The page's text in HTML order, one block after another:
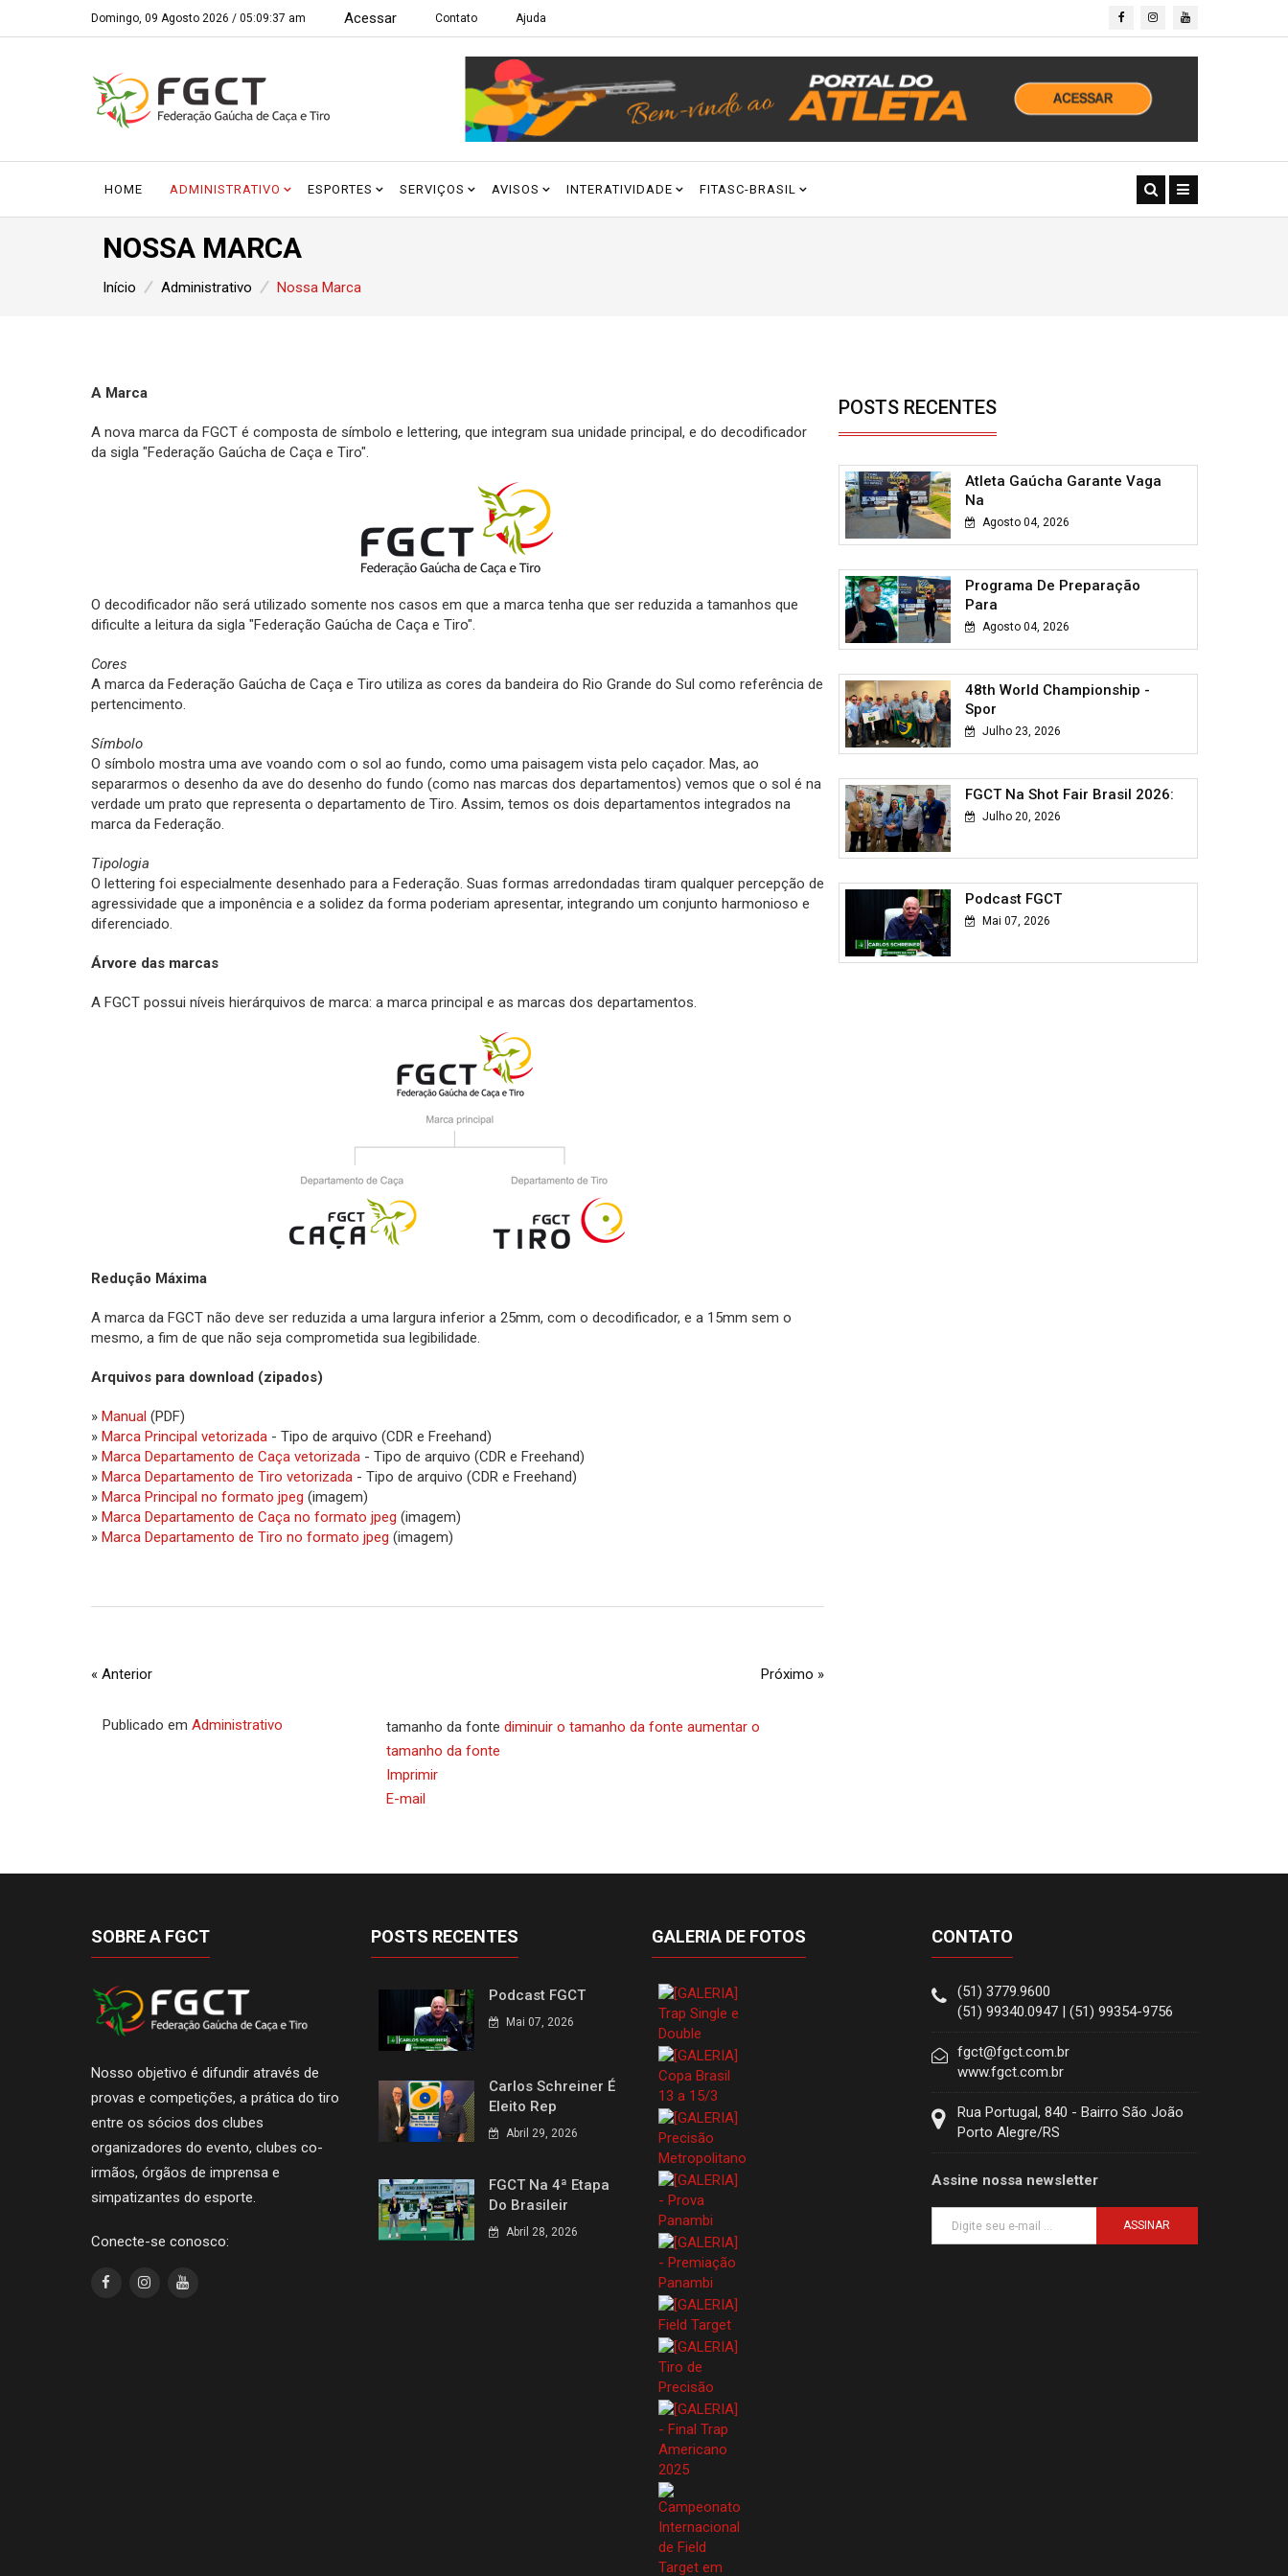
Domingo, 09 Agosto 2026 / 05:09:38 am Acessar Contato Ajuda
HOME ADMINISTRATIVO ESPORTES SERVIÇOS AVISOS INTERATIVIDADE FITASC-BRASIL
NOSSA MARCA
Início Administrativo Nossa Marca
A Marca
A nova marca da FGCT é composta de símbolo e lettering, que integram sua unidade principal, e do decodificador
da sigla "Federação Gaúcha de Caça e Tiro".
O decodificador não será utilizado somente nos casos em que a marca tenha que ser reduzida a tamanhos que
dificulte a leitura da sigla "Federação Gaúcha de Caça e Tiro".
Cores
A marca da Federação Gaúcha de Caça e Tiro utiliza as cores da bandeira do Rio Grande do Sul como referência de
pertencimento.
Símbolo
O símbolo mostra uma ave voando com o sol ao fundo, como uma paisagem vista pelo caçador. Mas, ao
separarmos o desenho da ave do desenho do fundo (como nas marcas dos departamentos) vemos que o sol é na
verdade um prato que representa o departamento de Tiro. Assim, temos os dois departamentos integrados na
marca da Federação.
Tipologia
O lettering foi especialmente desenhado para a Federação. Suas formas arredondadas tiram qualquer percepção de
agressividade que a imponência e a solidez da forma poderiam apresentar, integrando um conjunto harmonioso e
diferenciado.
Árvore das marcas
A FGCT possui níveis hierárquivos de marca: a marca principal e as marcas dos departamentos.
Redução Máxima
A marca da FGCT não deve ser reduzida a uma largura inferior a 25mm, com o decodificador, e a 15mm sem o
mesmo, a fim de que não seja comprometida sua legibilidade.
Arquivos para download (zipados)
» Manual (PDF)
» Marca Principal vetorizada- Tipo de arquivo (CDR e Freehand)
» Marca Departamento de Caça vetorizada- Tipo de arquivo (CDR e Freehand)
» Marca Departamento de Tiro vetorizada- Tipo de arquivo (CDR e Freehand)
» Marca Principal no formato jpeg (imagem)
» Marca Departamento de Caça no formato jpeg (imagem)
» Marca Departamento de Tiro no formato jpeg (imagem)
« Anterior Próximo »
Publicado em Administrativo tamanho da fonte diminuir o tamanho da fonte aumentar o
tamanho da fonte
Imprimir
E-mail
POSTS RECENTES
Atleta Gaúcha Garante Vaga
Na
Agosto 04, 2026
Programa De Preparação
Para
Agosto 04, 2026
48th World Championship -
Spor
Julho 23, 2026
FGCT Na Shot Fair Brasil 2026:
Julho 20, 2026
Podcast FGCT
Mai 07, 2026
SOBRE A FGCT
Nosso objetivo é difundir através de
provas e competições, a prática do tiro
entre os sócios dos clubes
organizadores do evento, clubes co-
irmãos, órgãos de imprensa e
simpatizantes do esporte.
Conecte-se conosco:
POSTS RECENTES
Podcast FGCT
Mai 07, 2026
Carlos Schreiner É
Eleito Rep
Abril 29, 2026
FGCT Na 4ª Etapa
Do Brasileir
Abril 28, 2026
GALERIA DE FOTOS CONTATO
(51) 3779.9600
(51) 99340.0947 | (51) 99354-9756
fgct@fgct.com.br
www.fgct.com.br
Rua Portugal, 840 - Bairro São João
Porto Alegre/RS
Assine nossa newsletter
ASSINAR